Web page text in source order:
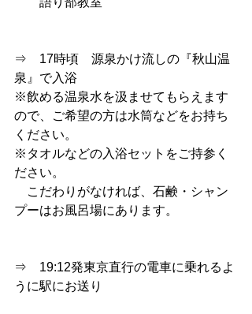
⇒　17時頃　源泉かけ流しの『秋山温
泉』で入浴
※飲める温泉水を汲ませてもらえます
ので、ご希望の方は水筒などをお持ち
ください。
※タオルなどの入浴セットをご持参く
ださい。
こだわりがなければ、石鹸・シャン
プーはお風呂場にあります。
⇒　19:12発東京直行の電車に乗れるよ
うに駅にお送り